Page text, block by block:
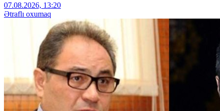
07.08.2026, 13:20
Ətraflı oxumaq